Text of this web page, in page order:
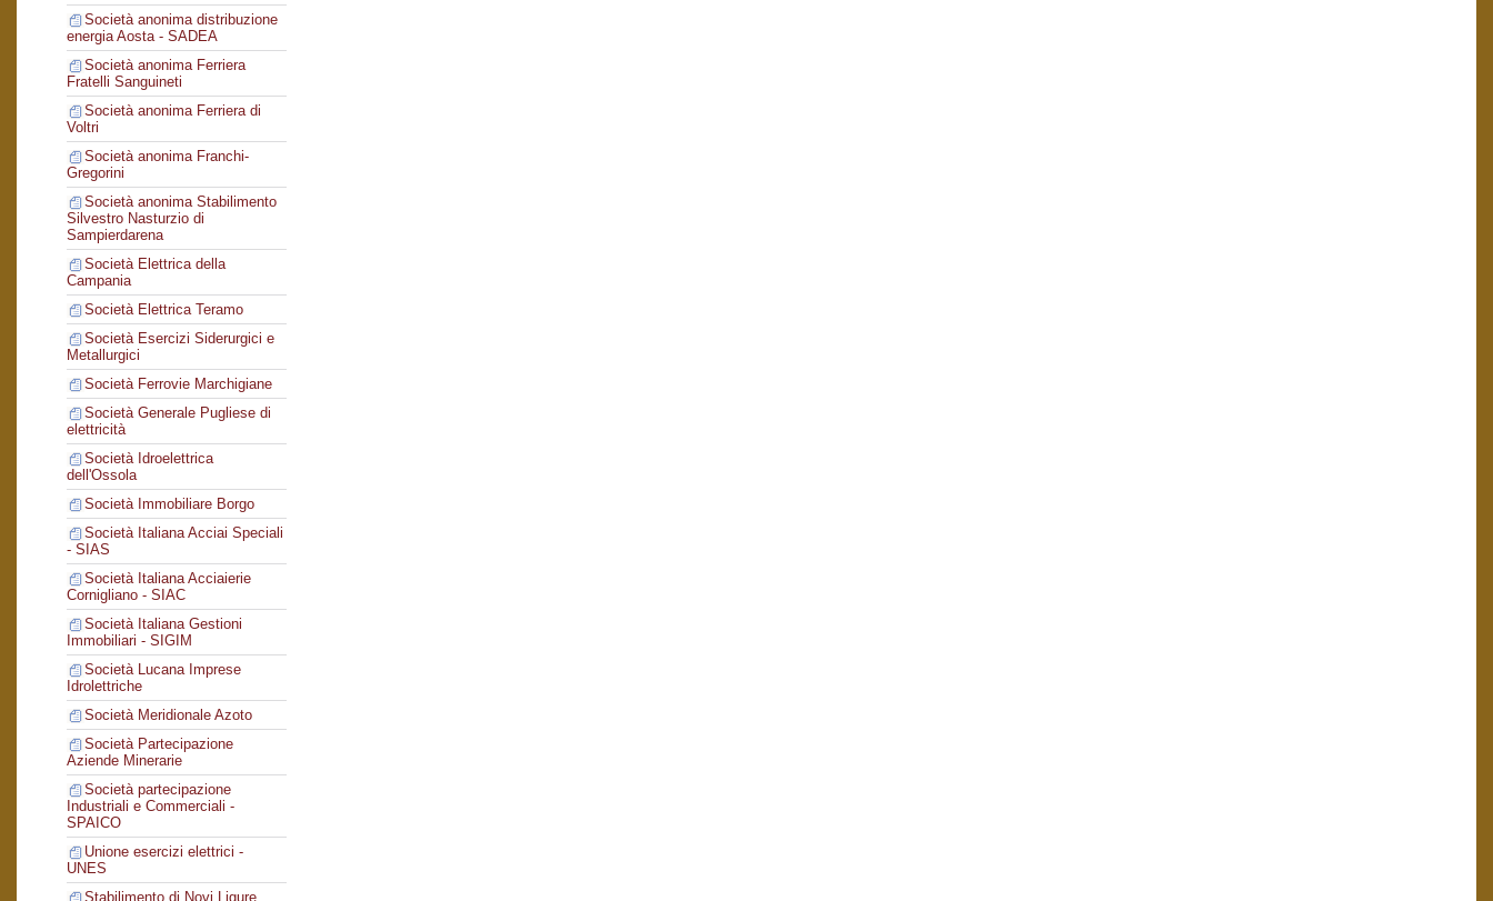
Società anonima distribuzione
energia Aosta - SADEA
Società anonima Ferriera
Fratelli Sanguineti
Società anonima Ferriera di
Voltri
Società anonima Franchi-
Gregorini
Società anonima Stabilimento
Silvestro Nasturzio di
Sampierdarena
Società Elettrica della
Campania
Società Elettrica Teramo
Società Esercizi Siderurgici e
Metallurgici
Società Ferrovie Marchigiane
Società Generale Pugliese di
elettricità
Società Idroelettrica
dell'Ossola
Società Immobiliare Borgo
Società Italiana Acciai Speciali
- SIAS
Società Italiana Acciaierie
Cornigliano - SIAC
Società Italiana Gestioni
Immobiliari - SIGIM
Società Lucana Imprese
Idrolettriche
Società Meridionale Azoto
Società Partecipazione
Aziende Minerarie
Società partecipazione
Industriali e Commerciali -
SPAICO
Unione esercizi elettrici -
UNES
Stabilimento di Novi Ligure